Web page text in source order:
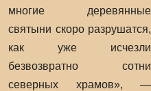
многие деревянные
святыни скоро разрушатся,
как уже исчезли
безвозвратно сотни
северных храмов», —